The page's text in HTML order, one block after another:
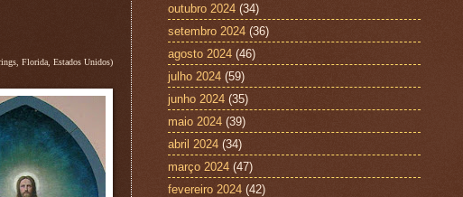
Florida, Estados Unidos)
outubro 2024 (34)
setembro 2024 (36)
agosto 2024 (46)
julho 2024 (59)
junho 2024 (35)
maio 2024 (39)
abril 2024 (34)
março 2024 (47)
fevereiro 2024 (42)